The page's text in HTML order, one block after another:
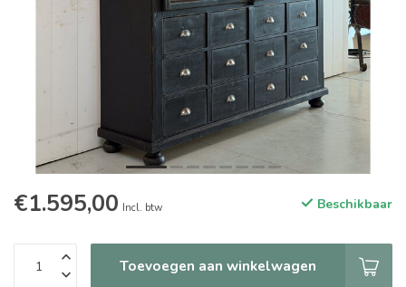
€1.595,00 Incl. btw Beschikbaar
Toevoegen aan winkelwagen